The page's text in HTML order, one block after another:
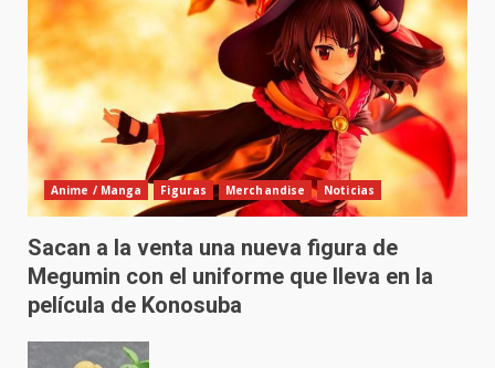
Anime / Manga Figuras Merchandise Noticias
Sacan a la venta una nueva figura de
Megumin con el uniforme que lleva en la
película de Konosuba